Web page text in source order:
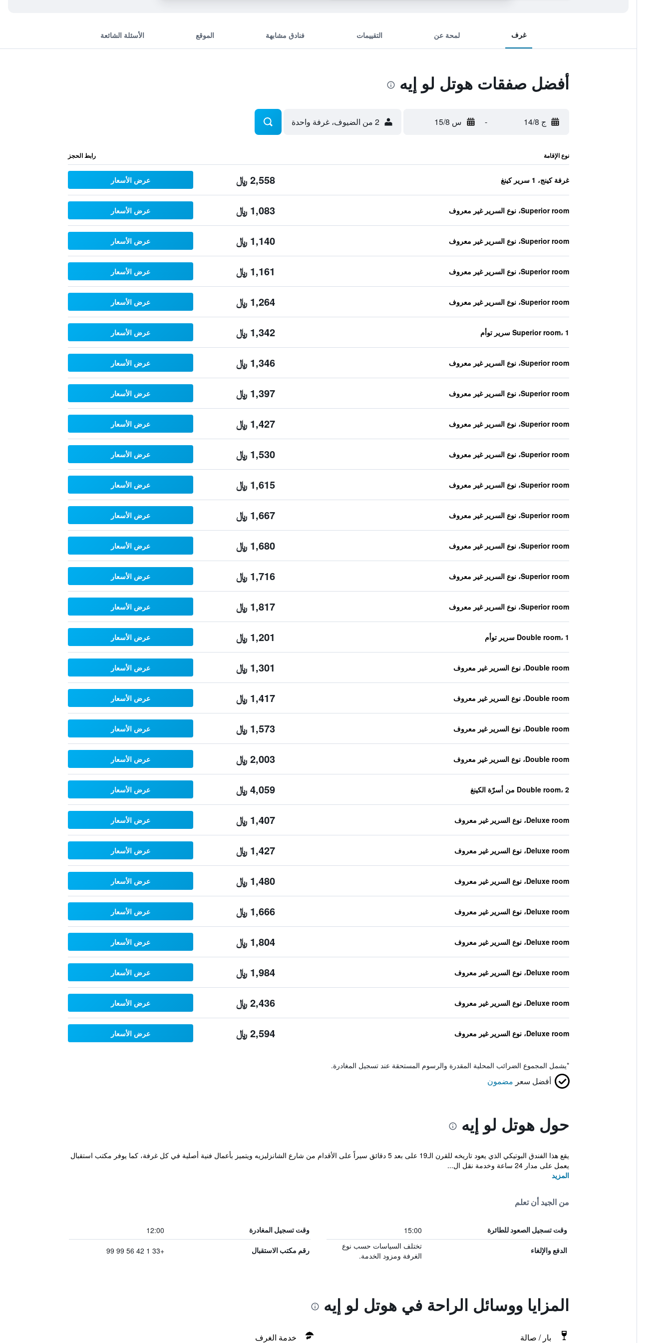
غرف لمحة عن التقييمات فنادق مشابهة الموقع الأسئلة الشائعة
أفضل صفقات هوتل لو إيه
ج 14/8 - س 15/8 2 من الضيوف، غرفة واحدة
نوع الإقامة رابط الحجز
غرفة كينج، 1 سرير كينغ 2,558 ﷼ عرض الأسعار
Superior room، نوع السرير غير معروف 1,083 ﷼ عرض الأسعار
Superior room، نوع السرير غير معروف 1,140 ﷼ عرض الأسعار
Superior room، نوع السرير غير معروف 1,161 ﷼ عرض الأسعار
Superior room، نوع السرير غير معروف 1,264 ﷼ عرض الأسعار
Superior room، 1 سرير توأم 1,342 ﷼ عرض الأسعار
Superior room، نوع السرير غير معروف 1,346 ﷼ عرض الأسعار
Superior room، نوع السرير غير معروف 1,397 ﷼ عرض الأسعار
Superior room، نوع السرير غير معروف 1,427 ﷼ عرض الأسعار
Superior room، نوع السرير غير معروف 1,530 ﷼ عرض الأسعار
Superior room، نوع السرير غير معروف 1,615 ﷼ عرض الأسعار
Superior room، نوع السرير غير معروف 1,667 ﷼ عرض الأسعار
Superior room، نوع السرير غير معروف 1,680 ﷼ عرض الأسعار
Superior room، نوع السرير غير معروف 1,716 ﷼ عرض الأسعار
Superior room، نوع السرير غير معروف 1,817 ﷼ عرض الأسعار
Double room، 1 سرير توأم 1,201 ﷼ عرض الأسعار
Double room، نوع السرير غير معروف 1,301 ﷼ عرض الأسعار
Double room، نوع السرير غير معروف 1,417 ﷼ عرض الأسعار
Double room، نوع السرير غير معروف 1,573 ﷼ عرض الأسعار
Double room، نوع السرير غير معروف 2,003 ﷼ عرض الأسعار
Double room، 2 من أسرّة الكينغ 4,059 ﷼ عرض الأسعار
Deluxe room، نوع السرير غير معروف 1,407 ﷼ عرض الأسعار
Deluxe room، نوع السرير غير معروف 1,427 ﷼ عرض الأسعار
Deluxe room، نوع السرير غير معروف 1,480 ﷼ عرض الأسعار
Deluxe room، نوع السرير غير معروف 1,666 ﷼ عرض الأسعار
Deluxe room، نوع السرير غير معروف 1,804 ﷼ عرض الأسعار
Deluxe room، نوع السرير غير معروف 1,984 ﷼ عرض الأسعار
Deluxe room، نوع السرير غير معروف 2,436 ﷼ عرض الأسعار
Deluxe room، نوع السرير غير معروف 2,594 ﷼ عرض الأسعار
*يشمل المجموع الضرائب المحلية المقدرة والرسوم المستحقة عند تسجيل المغادرة.
أفضل سعر مضمون
حول هوتل لو إيه
يقع هذا الفندق البوتيكي الذي يعود تاريخه للقرن الـ19 على بعد 5 دقائق سيراً على الأقدام من شارع الشانزليزيه ويتميز بأعمال فنية أصلية في كل غرفة، كما يوفر مكتب استقبال
يعمل على مدار 24 ساعة وخدمة نقل ال...
المزيد
من الجيد أن تعلم
وقت تسجيل الصعود للطائرة 15:00 وقت تسجيل المغادرة 12:00
الدفع والإلغاء
تختلف السياسات حسب نوع
الغرفة ومزود الخدمة.
رقم مكتب الاستقبال +33 1 42 56 99 99
المزايا ووسائل الراحة في هوتل لو إيه
بار / صالة خدمة الغرف